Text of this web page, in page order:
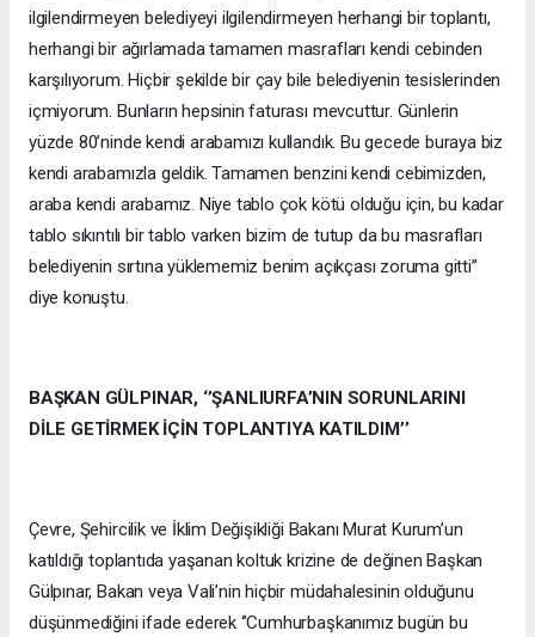
ilgilendirmeyen belediyeyi ilgilendirmeyen herhangi bir toplantı,
herhangi bir ağırlamada tamamen masrafları kendi cebinden
karşılıyorum. Hiçbir şekilde bir çay bile belediyenin tesislerinden
içmiyorum. Bunların hepsinin faturası mevcuttur. Günlerin
yüzde 80’ninde kendi arabamızı kullandık. Bu gecede buraya biz
kendi arabamızla geldik. Tamamen benzini kendi cebimizden,
araba kendi arabamız. Niye tablo çok kötü olduğu için, bu kadar
tablo sıkıntılı bir tablo varken bizim de tutup da bu masrafları
belediyenin sırtına yüklememiz benim açıkçası zoruma gitti’’
diye konuştu.
BAŞKAN GÜLPINAR, ‘’ŞANLIURFA’NIN SORUNLARINI
DİLE GETİRMEK İÇİN TOPLANTIYA KATILDIM’’
Çevre, Şehircilik ve İklim Değişikliği Bakanı Murat Kurum’un
katıldığı toplantıda yaşanan koltuk krizine de değinen Başkan
Gülpınar, Bakan veya Vali’nin hiçbir müdahalesinin olduğunu
düşünmediğini ifade ederek ‘’Cumhurbaşkanımız bugün bu